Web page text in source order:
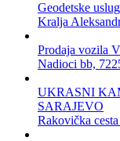
Geodetske
Kralja
Prodaja vozila
Nadioci bb,
UKRASNI
SARAJEVO
Rakovička